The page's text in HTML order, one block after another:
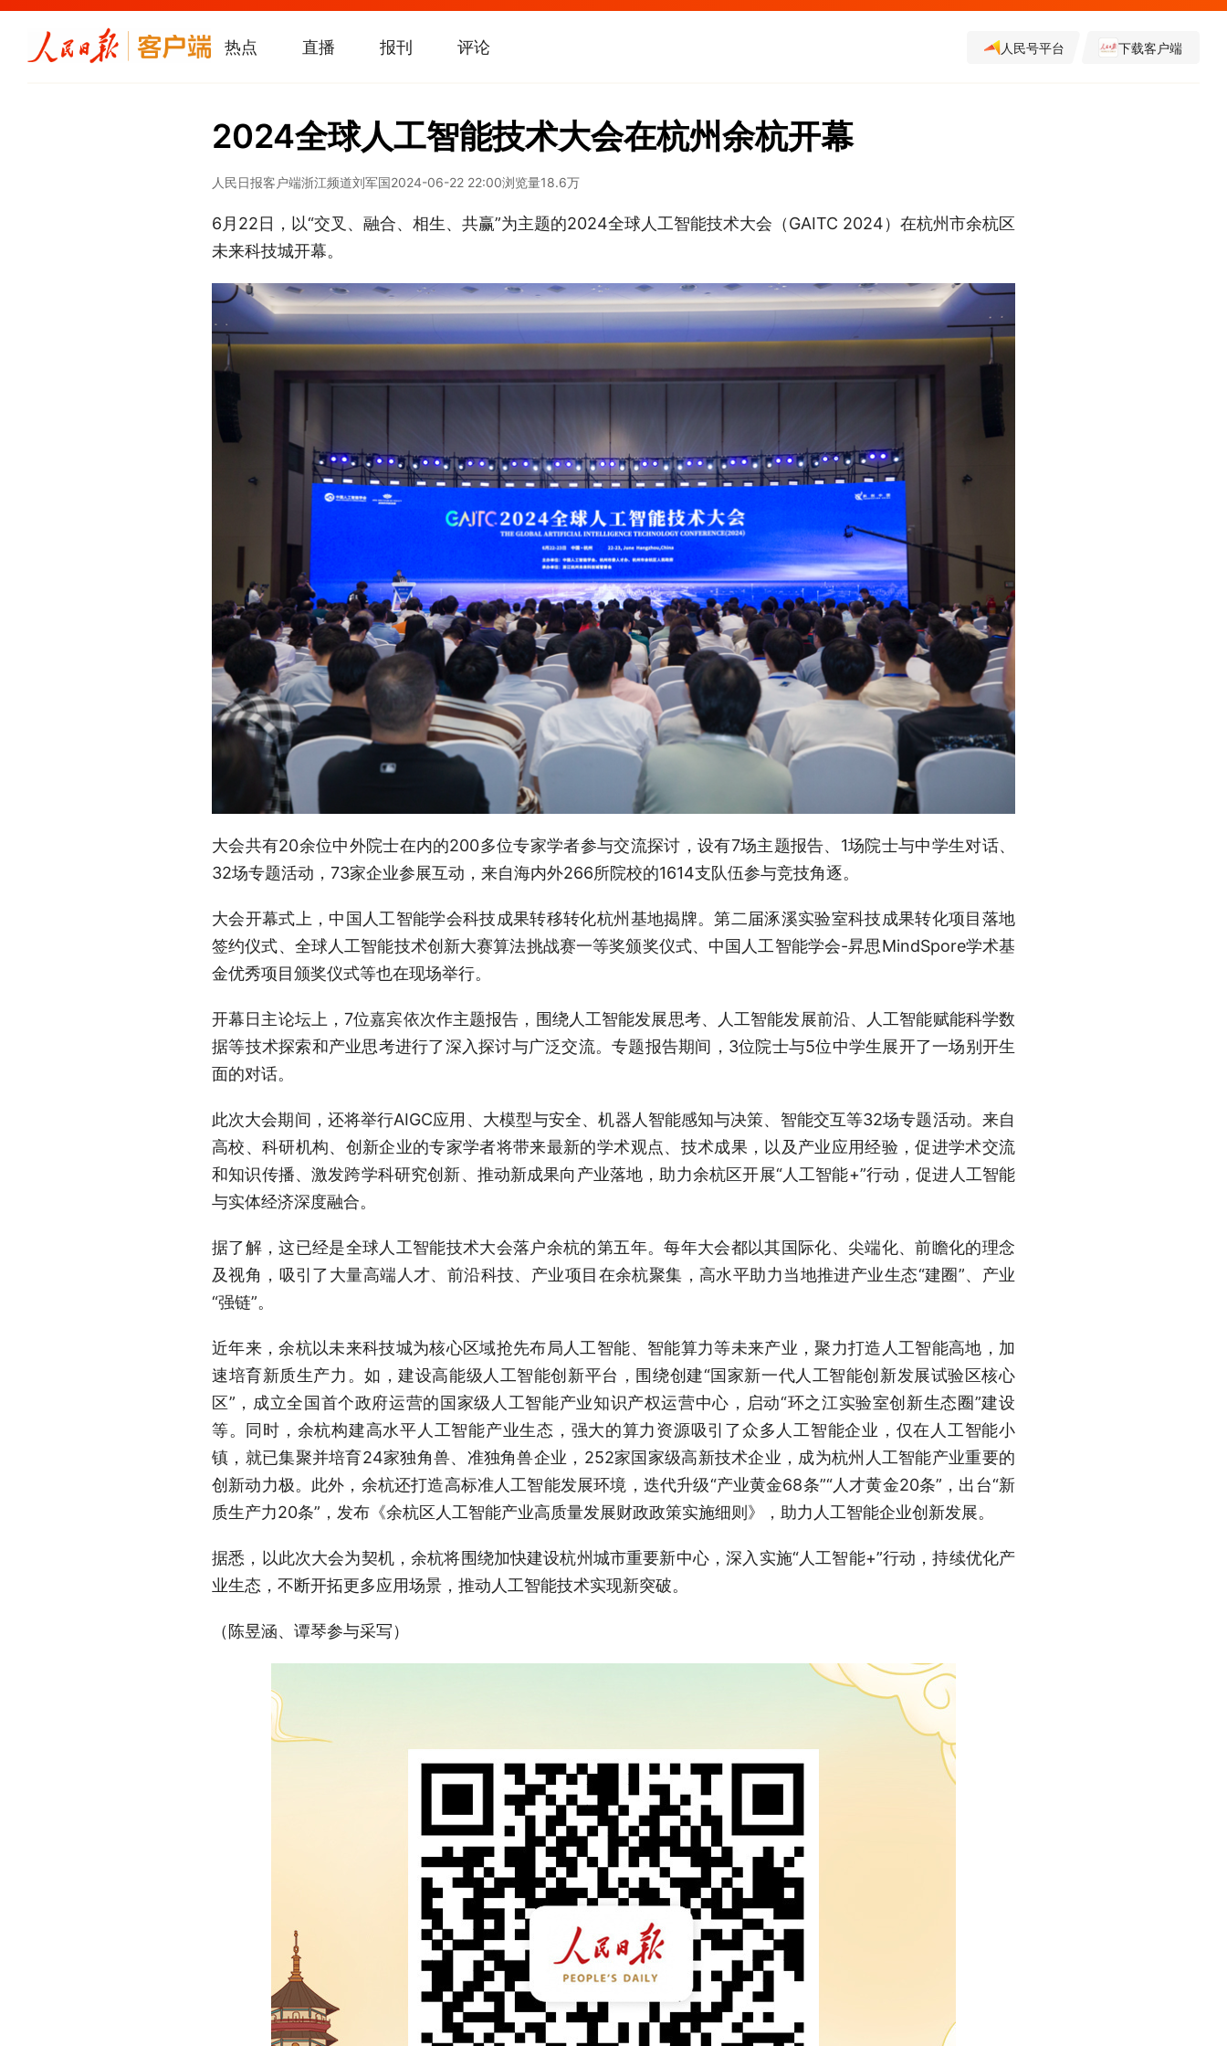
热点 直播 报刊 评论 人民号平台 下载客户端
2024全球人工智能技术大会在杭州余杭开幕
人民日报客户端浙江频道刘军国2024-06-22 22:00浏览量18.6万
6月22日，以“交叉、融合、相生、共赢”为主题的2024全球人工智能技术大会（GAITC 2024）在杭州市余杭区
未来科技城开幕。
大会共有20余位中外院士在内的200多位专家学者参与交流探讨，设有7场主题报告、1场院士与中学生对话、
32场专题活动，73家企业参展互动，来自海内外266所院校的1614支队伍参与竞技角逐。
大会开幕式上，中国人工智能学会科技成果转移转化杭州基地揭牌。第二届涿溪实验室科技成果转化项目落地
签约仪式、全球人工智能技术创新大赛算法挑战赛一等奖颁奖仪式、中国人工智能学会-昇思MindSpore学术基
金优秀项目颁奖仪式等也在现场举行。
开幕日主论坛上，7位嘉宾依次作主题报告，围绕人工智能发展思考、人工智能发展前沿、人工智能赋能科学数
据等技术探索和产业思考进行了深入探讨与广泛交流。专题报告期间，3位院士与5位中学生展开了一场别开生
面的对话。
此次大会期间，还将举行AIGC应用、大模型与安全、机器人智能感知与决策、智能交互等32场专题活动。来自
高校、科研机构、创新企业的专家学者将带来最新的学术观点、技术成果，以及产业应用经验，促进学术交流
和知识传播、激发跨学科研究创新、推动新成果向产业落地，助力余杭区开展“人工智能+”行动，促进人工智能
与实体经济深度融合。
据了解，这已经是全球人工智能技术大会落户余杭的第五年。每年大会都以其国际化、尖端化、前瞻化的理念
及视角，吸引了大量高端人才、前沿科技、产业项目在余杭聚集，高水平助力当地推进产业生态“建圈”、产业
“强链”。
近年来，余杭以未来科技城为核心区域抢先布局人工智能、智能算力等未来产业，聚力打造人工智能高地，加
速培育新质生产力。如，建设高能级人工智能创新平台，围绕创建“国家新一代人工智能创新发展试验区核心
区”，成立全国首个政府运营的国家级人工智能产业知识产权运营中心，启动“环之江实验室创新生态圈”建设
等。同时，余杭构建高水平人工智能产业生态，强大的算力资源吸引了众多人工智能企业，仅在人工智能小
镇，就已集聚并培育24家独角兽、准独角兽企业，252家国家级高新技术企业，成为杭州人工智能产业重要的
创新动力极。此外，余杭还打造高标准人工智能发展环境，迭代升级“产业黄金68条”“人才黄金20条”，出台“新
质生产力20条”，发布《余杭区人工智能产业高质量发展财政政策实施细则》，助力人工智能企业创新发展。
据悉，以此次大会为契机，余杭将围绕加快建设杭州城市重要新中心，深入实施“人工智能+”行动，持续优化产
业生态，不断开拓更多应用场景，推动人工智能技术实现新突破。
（陈昱涵、谭琴参与采写）